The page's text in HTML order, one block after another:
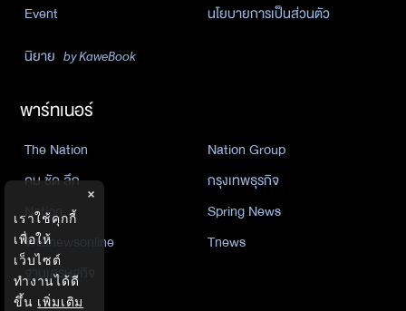
Event
นโยบายการเป็นส่วนตัว
นิยาย by KaweBook
พาร์ทเนอร์
The Nation
Nation Group
คม ชัด ลึก
กรุงเทพธุรกิจ
Nation
Spring News
Thainewsonline
Tnews
ฐานเศรษฐกิจ
×
เราใช้คุกกี้
เพื่อให้
เว็บไซต์
ทำงานได้ดี
ขึ้น เพิ่มเติม